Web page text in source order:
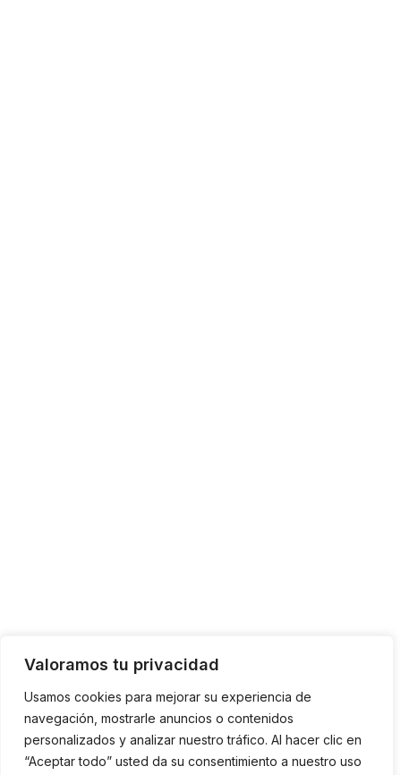
Valoramos tu privacidad
Usamos cookies para mejorar su experiencia de
navegación, mostrarle anuncios o contenidos
personalizados y analizar nuestro tráfico. Al hacer clic en
“Aceptar todo” usted da su consentimiento a nuestro uso